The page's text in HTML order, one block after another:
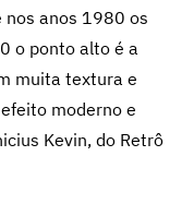
anos 1980 os
o ponto alto é a
muita textura e
moderno e
Kevin, do Retrô